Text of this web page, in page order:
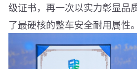
级证书，再一次以实力彰显品
了最硬核的整车安全耐用属性。